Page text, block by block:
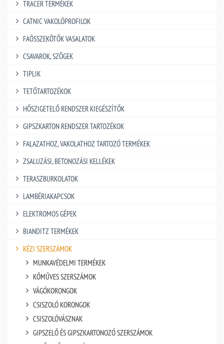
TRACER TERMÉKEK
CATNIC VAKOLÓPROFILOK
FAÖSSZEKÖTŐK VASALATOK
CSAVAROK, SZÖGEK
TIPLIK
TETŐTARTOZÉKOK
HŐSZIGETELŐ RENDSZER KIEGÉSZÍTŐK
GIPSZKARTON RENDSZER TARTOZÉKOK
FALAZATHOZ, VAKOLATHOZ TARTOZÓ TERMÉKEK
ZSALUZÁSI, BETONOZÁSI KELLÉKEK
TERASZBURKOLATOK
LAMBÉRIAKAPCSOK
ELEKTROMOS GÉPEK
BIANDITZ TERMÉKEK
KÉZI SZERSZÁMOK
MUNKAVÉDELMI TERMÉKEK
KŐMŰVES SZERSZÁMOK
VÁGÓKORONGOK
CSISZOLÓ KORONGOK
CSISZOLÓVÁSZNAK
GIPSZELŐ ÉS GIPSZKARTONOZÓ SZERSZÁMOK